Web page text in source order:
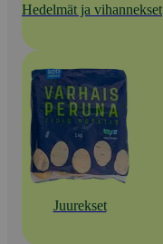
Hedelmät ja vihannekset
Juurekset